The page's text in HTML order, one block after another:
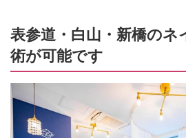
表参道・白山・新橋の
術が可能です